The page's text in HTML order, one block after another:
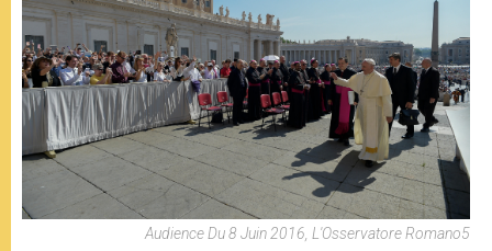
Audience Du 8 Juin 2016, L'Osservatore Romano5